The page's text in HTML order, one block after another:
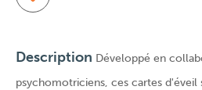
Description Développé en
psychomotriciens, ces cartes